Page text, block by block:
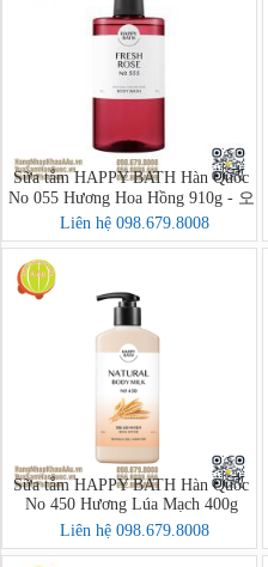
Sữa tắm HAPPY BATH Hàn Quốc
No 055 Hương Hoa Hồng 910g - 오
리지널 컬렉션 바디워시
Liên hệ 098.679.8008
Sữa tắm HAPPY BATH Hàn Quốc
No 450 Hương Lúa Mạch 400g
Liên hệ 098.679.8008